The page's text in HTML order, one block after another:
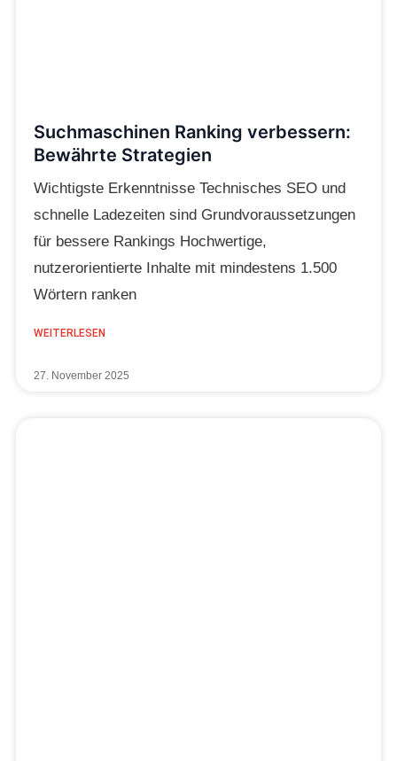
Suchmaschinen Ranking verbessern:
Bewährte Strategien
Wichtigste Erkenntnisse Technisches SEO und
schnelle Ladezeiten sind Grundvoraussetzungen
für bessere Rankings Hochwertige,
nutzerorientierte Inhalte mit mindestens 1.500
Wörtern ranken
WEITERLESEN
27. November 2025